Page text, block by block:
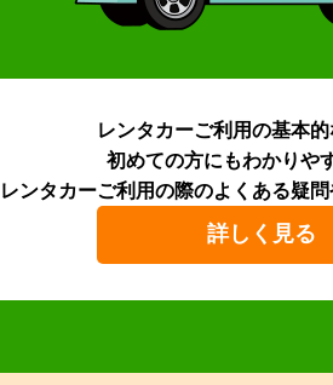
レンタカーご利用の基本
初めての方にもわかりや
レンタカーご利用の際のよくある疑問
詳しく見る